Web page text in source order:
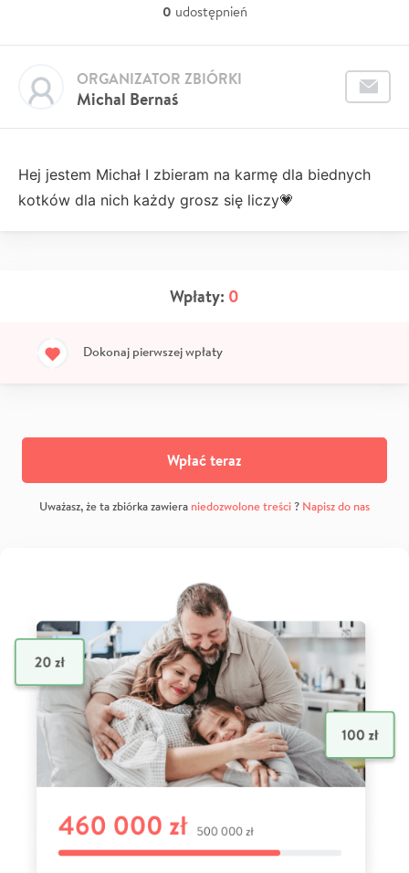
0 udostępnień
Michal Bernaś
ORGANIZATOR ZBIÓRKI
Hej jestem Michał I zbieram na karmę dla biednych
kotków dla nich każdy grosz się liczy💗
Wpłaty: 0
Dokonaj pierwszej wpłaty
Wpłać teraz
Uważasz, że ta zbiórka zawiera niedozwolone treści? Napisz do nas